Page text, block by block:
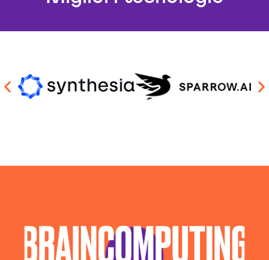
Sviluppo Algoritmi Intelligenza Artificiale Ancona
Sviluppo Soluzioni Intelligenza Artificiale Ancona